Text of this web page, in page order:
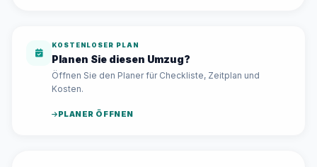
KOSTENLOSER PLAN
Planen Sie diesen Umzug?
Öffnen Sie den Planer für Checkliste, Zeitplan und
Kosten.
PLANER ÖFFNEN